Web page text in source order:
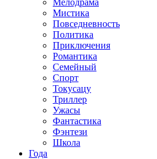
Мистика
Повседневность
Политика
Приключения
Романтика
Семейный
Спорт
Токусацу
Триллер
Ужасы
Фантастика
Фэнтези
Школа
Года